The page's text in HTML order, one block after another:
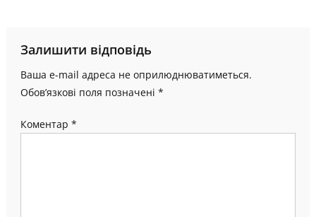
Залишити відповідь
Ваша e-mail адреса не оприлюднюватиметься.
Обов’язкові поля позначені *
Коментар *